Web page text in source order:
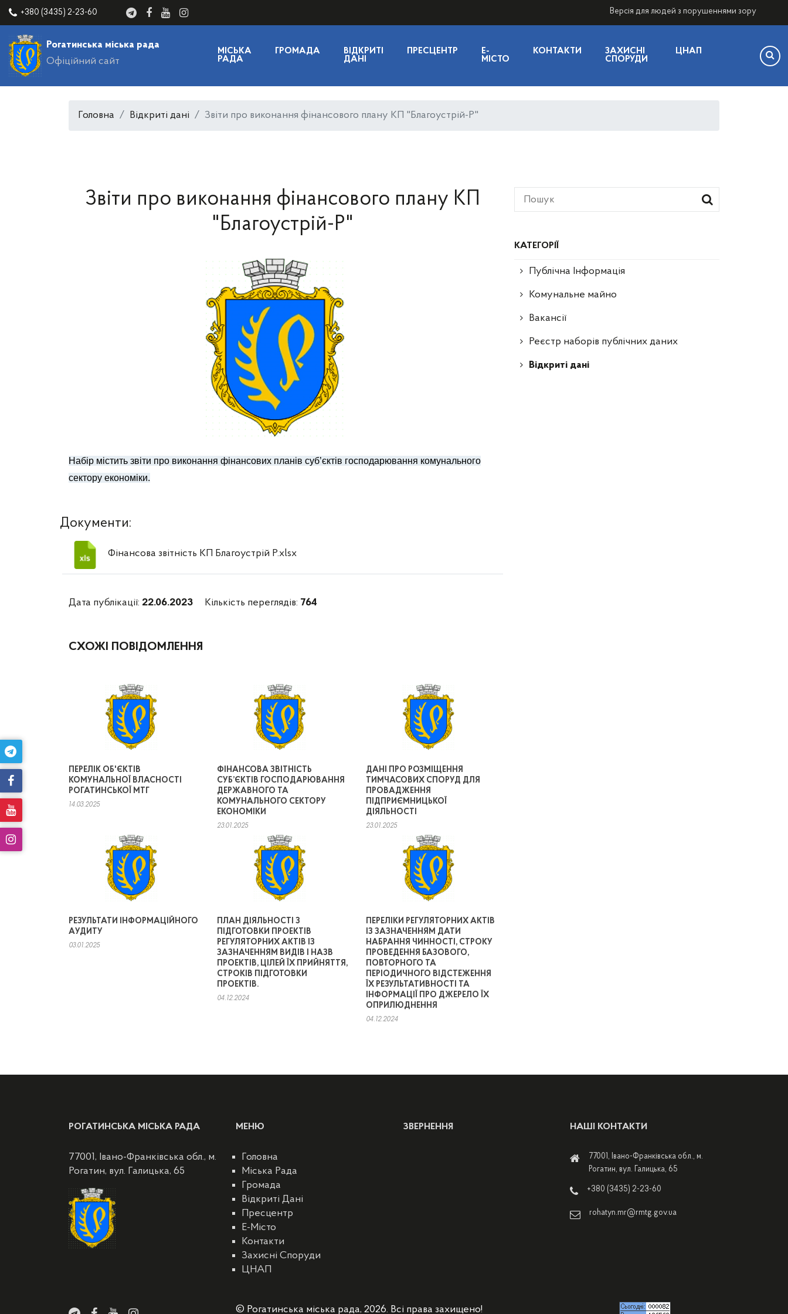
+380 (3435) 2-23-60 Версія для людей з порушеннями зору
Рогатинська міська рада
Офіційний сайт
МІСЬКА
РАДА
ГРОМАДА
ВІДКРИТІ
ДАНІ
ПРЕСЦЕНТР
E-
МІСТО
КОНТАКТИ
ЗАХИСНІ
СПОРУДИ
ЦНАП
Головна Відкриті дані Звіти про виконання фінансового плану КП "Благоустрій-Р"
КАТЕГОРІЇ
Публічна Інформація
Комунальне майно
Вакансії
Реєстр наборів публічних даних
Відкриті дані
Звіти про виконання фінансового плану КП
"Благоустрій-Р"
Набір містить звіти про виконання фінансових планів суб’єктів господарювання комунального
сектору економіки.
Документи:
Фінансова звітність КП Благоустрій Р.xlsx
Дата публікації: 22.06.2023 Кількість переглядів: 764
СХОЖІ ПОВІДОМЛЕННЯ
ПЕРЕЛІК ОБ'ЄКТІВ
КОМУНАЛЬНОЇ ВЛАСНОСТІ
РОГАТИНСЬКОЇ МТГ
14.03.2025
ФІНАНСОВА ЗВІТНІСТЬ
СУБ’ЄКТІВ ГОСПОДАРЮВАННЯ
ДЕРЖАВНОГО ТА
КОМУНАЛЬНОГО СЕКТОРУ
ЕКОНОМІКИ
23.01.2025
ДАНІ ПРО РОЗМІЩЕННЯ
ТИМЧАСОВИХ СПОРУД ДЛЯ
ПРОВАДЖЕННЯ
ПІДПРИЄМНИЦЬКОЇ
ДІЯЛЬНОСТІ
23.01.2025
РЕЗУЛЬТАТИ ІНФОРМАЦІЙНОГО
АУДИТУ
03.01.2025
ПЛАН ДІЯЛЬНОСТІ З
ПІДГОТОВКИ ПРОЕКТІВ
РЕГУЛЯТОРНИХ АКТІВ ІЗ
ЗАЗНАЧЕННЯМ ВИДІВ І НАЗВ
ПРОЕКТІВ, ЦІЛЕЙ ЇХ ПРИЙНЯТТЯ,
СТРОКІВ ПІДГОТОВКИ
ПРОЕКТІВ.
04.12.2024
ПЕРЕЛІКИ РЕГУЛЯТОРНИХ АКТІВ
ІЗ ЗАЗНАЧЕННЯМ ДАТИ
НАБРАННЯ ЧИННОСТІ, СТРОКУ
ПРОВЕДЕННЯ БАЗОВОГО,
ПОВТОРНОГО ТА
ПЕРІОДИЧНОГО ВІДСТЕЖЕННЯ
ЇХ РЕЗУЛЬТАТИВНОСТІ ТА
ІНФОРМАЦІЇ ПРО ДЖЕРЕЛО ЇХ
ОПРИЛЮДНЕННЯ
04.12.2024
РОГАТИНСЬКА МІСЬКА РАДА
77001, Івано-Франківська обл., м.
Рогатин, вул. Галицька, 65
МЕНЮ
Головна
Міська Рада
Громада
Відкриті Дані
Пресцентр
E-Місто
Контакти
Захисні Споруди
ЦНАП
ЗВЕРНЕННЯ НАШІ КОНТАКТИ
77001, Івано-Франківська обл., м.
Рогатин, вул. Галицька, 65
+380 (3435) 2-23-60
rohatyn.mr@rmtg.gov.ua
© Рогатинська міська рада, 2026. Всі права захищено!